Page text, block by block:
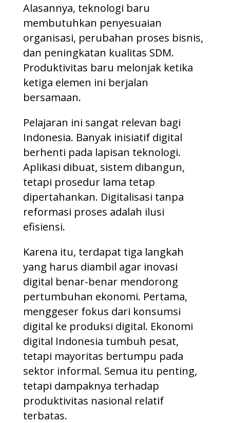
Alasannya, teknologi baru
membutuhkan penyesuaian
organisasi, perubahan proses bisnis,
dan peningkatan kualitas SDM.
Produktivitas baru melonjak ketika
ketiga elemen ini berjalan
bersamaan.
Pelajaran ini sangat relevan bagi
Indonesia. Banyak inisiatif digital
berhenti pada lapisan teknologi.
Aplikasi dibuat, sistem dibangun,
tetapi prosedur lama tetap
dipertahankan. Digitalisasi tanpa
reformasi proses adalah ilusi
efisiensi.
Karena itu, terdapat tiga langkah
yang harus diambil agar inovasi
digital benar-benar mendorong
pertumbuhan ekonomi. Pertama,
menggeser fokus dari konsumsi
digital ke produksi digital. Ekonomi
digital Indonesia tumbuh pesat,
tetapi mayoritas bertumpu pada
sektor informal. Semua itu penting,
tetapi dampaknya terhadap
produktivitas nasional relatif
terbatas.